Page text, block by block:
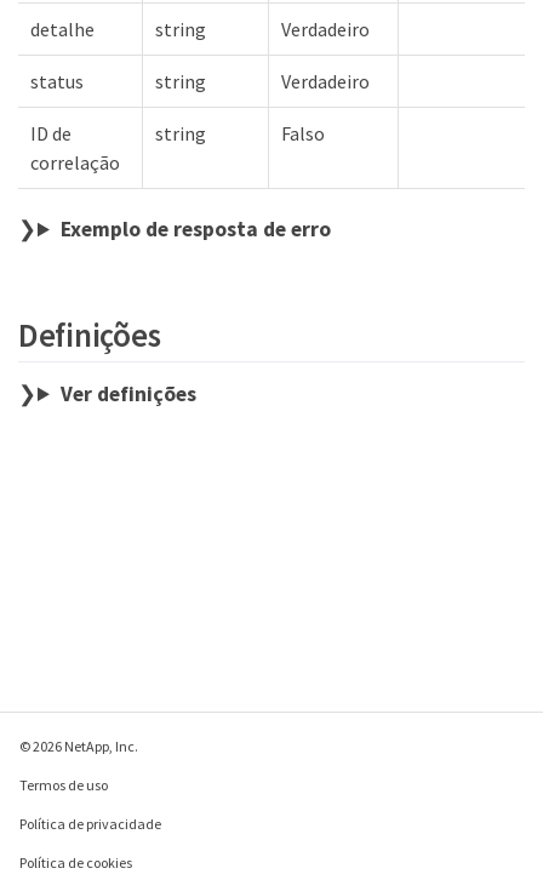
detalhe string Verdadeiro
status string Verdadeiro
ID de
correlação
string Falso
Exemplo de resposta de erro
Definições
Ver definições
© 2026 NetApp, Inc.
Termos de uso
Política de privacidade
Política de cookies